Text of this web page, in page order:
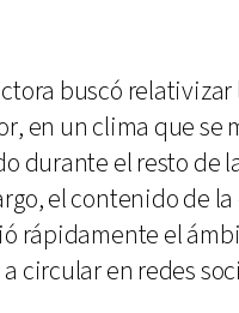
buscó
en un clima que se
durante el resto de
el contenido de
rápidamente el
circular en redes